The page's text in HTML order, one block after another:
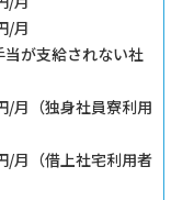
/月
当が支給されない社
（独身社員寮利用
（借上社宅利用者